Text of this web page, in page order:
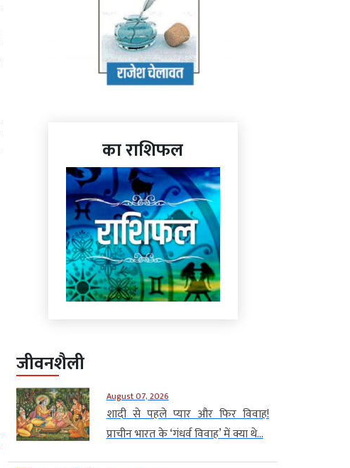
का राशिफल
जीवनशैली
August 07, 2026
शादी से पहले प्यार और फिर विवाह!
प्राचीन भारत के ‘गंधर्व विवाह’ में क्या थे...